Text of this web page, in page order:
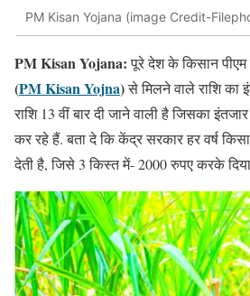
PM Kisan Yojana (image Credit-
PM Kisan Yojana:पूरे देश के किसान पीएम
(PM Kisan Yojna)से मिलने वाले राशि का
राशि 13 वीं बार दी जाने वाली है जिसका
कर रहे हैं. बता दे कि केंद्र सरकार हर वर्ष
देती है, जिसे 3 किस्त में- 2000 रुपए करके